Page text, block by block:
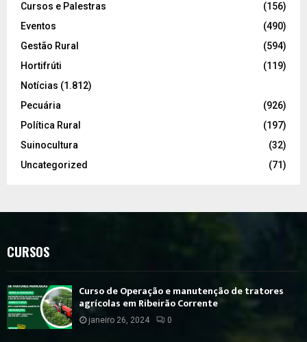
Cursos e Palestras
(156)
Eventos
(490)
Gestão Rural
(594)
Hortifrúti
(119)
Notícias (1.812)
Pecuária
(926)
Política Rural
(197)
Suinocultura
(32)
Uncategorized
(71)
CURSOS
Curso de Operação e manutenção de tratores
agrícolas em Ribeirão Corrente
janeiro 26, 2024 0